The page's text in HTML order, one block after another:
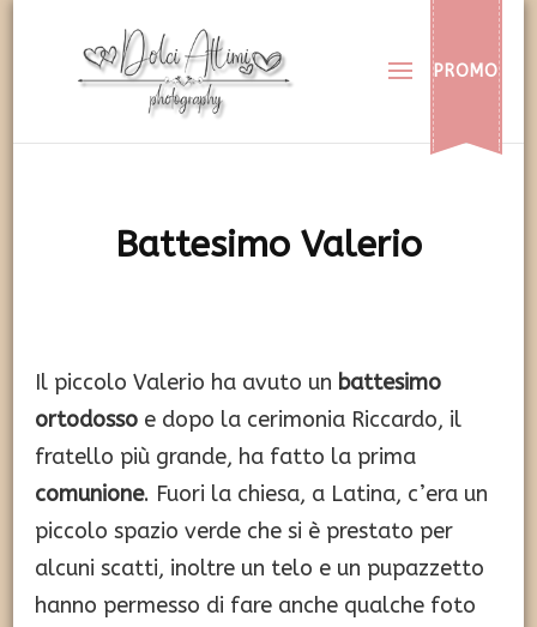
Dolci Attimi
Rendiamo immortali i vostri dolci momenti
PROMO
Battesimo Valerio
Il piccolo Valerio ha avuto un battesimo
ortodosso e dopo la cerimonia Riccardo, il
fratello più grande, ha fatto la prima
comunione. Fuori la chiesa, a Latina, c’era un
piccolo spazio verde che si è prestato per
alcuni scatti, inoltre un telo e un pupazzetto
hanno permesso di fare anche qualche foto